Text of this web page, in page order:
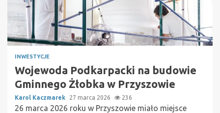
INWESTYCJE
Wojewoda Podkarpacki na budowie
Gminnego Żłobka w Przyszowie
Karol Kaczmarek 27 marca 2026 236
26 marca 2026 roku w Przyszowie miało miejsce